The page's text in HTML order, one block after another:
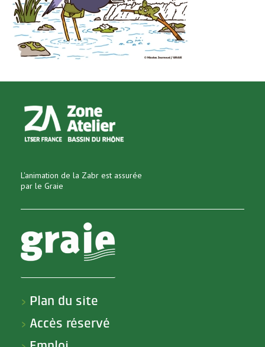
L'animation de la Zabr est assurée
par le Graie
> Plan du site
> Accès réservé